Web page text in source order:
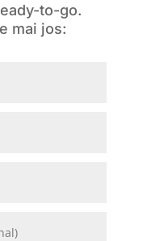
to-go.
mai jos: